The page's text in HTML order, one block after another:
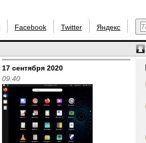
Facebook Twitter Яндекс
17 сентября 2020
09:40